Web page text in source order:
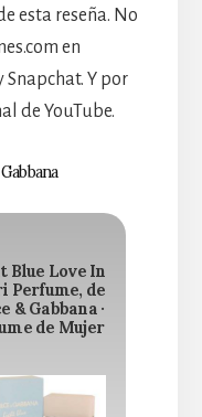
esta reseña. No
en
Y por
de YouTube.
Blue Love In
Perfume, de
& Gabbana ·
de Mujer